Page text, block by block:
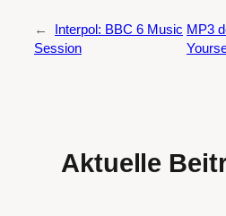
←
Interpol: BBC 6 Music
Session
MP3
Aktuelle